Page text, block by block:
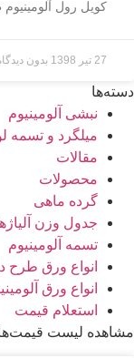
کویل رول
27 تیر 1398 بدون
دسته‌ها
نبشی آلومینیوم
میلگرد و تسمه
مقالات
محصولات
گرده ماهی
جدول وزن
تسمه آلومینیوم
انواع ورق طرح
انواع ورق
استعلام قیمت
مشاهده لیست